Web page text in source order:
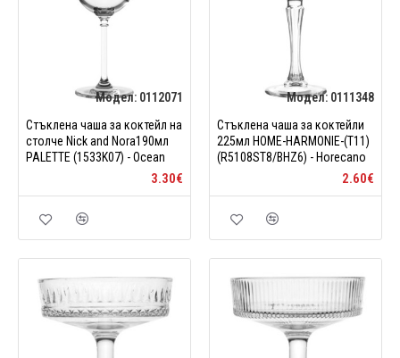
Модел: 0112071
Стъклена чаша за коктейл на
столче Nick and Nora190мл
PALETTE (1533K07) - Ocean
3.30€
Модел: 0111348
Стъклена чаша за коктейли
225мл HOME-HARMONIE-(T11)
(R5108ST8/BHZ6) - Horecano
2.60€